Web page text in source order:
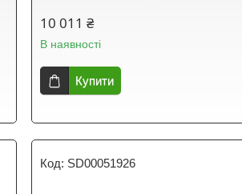
10 011 ₴
В наявності
Купити
SD00051926